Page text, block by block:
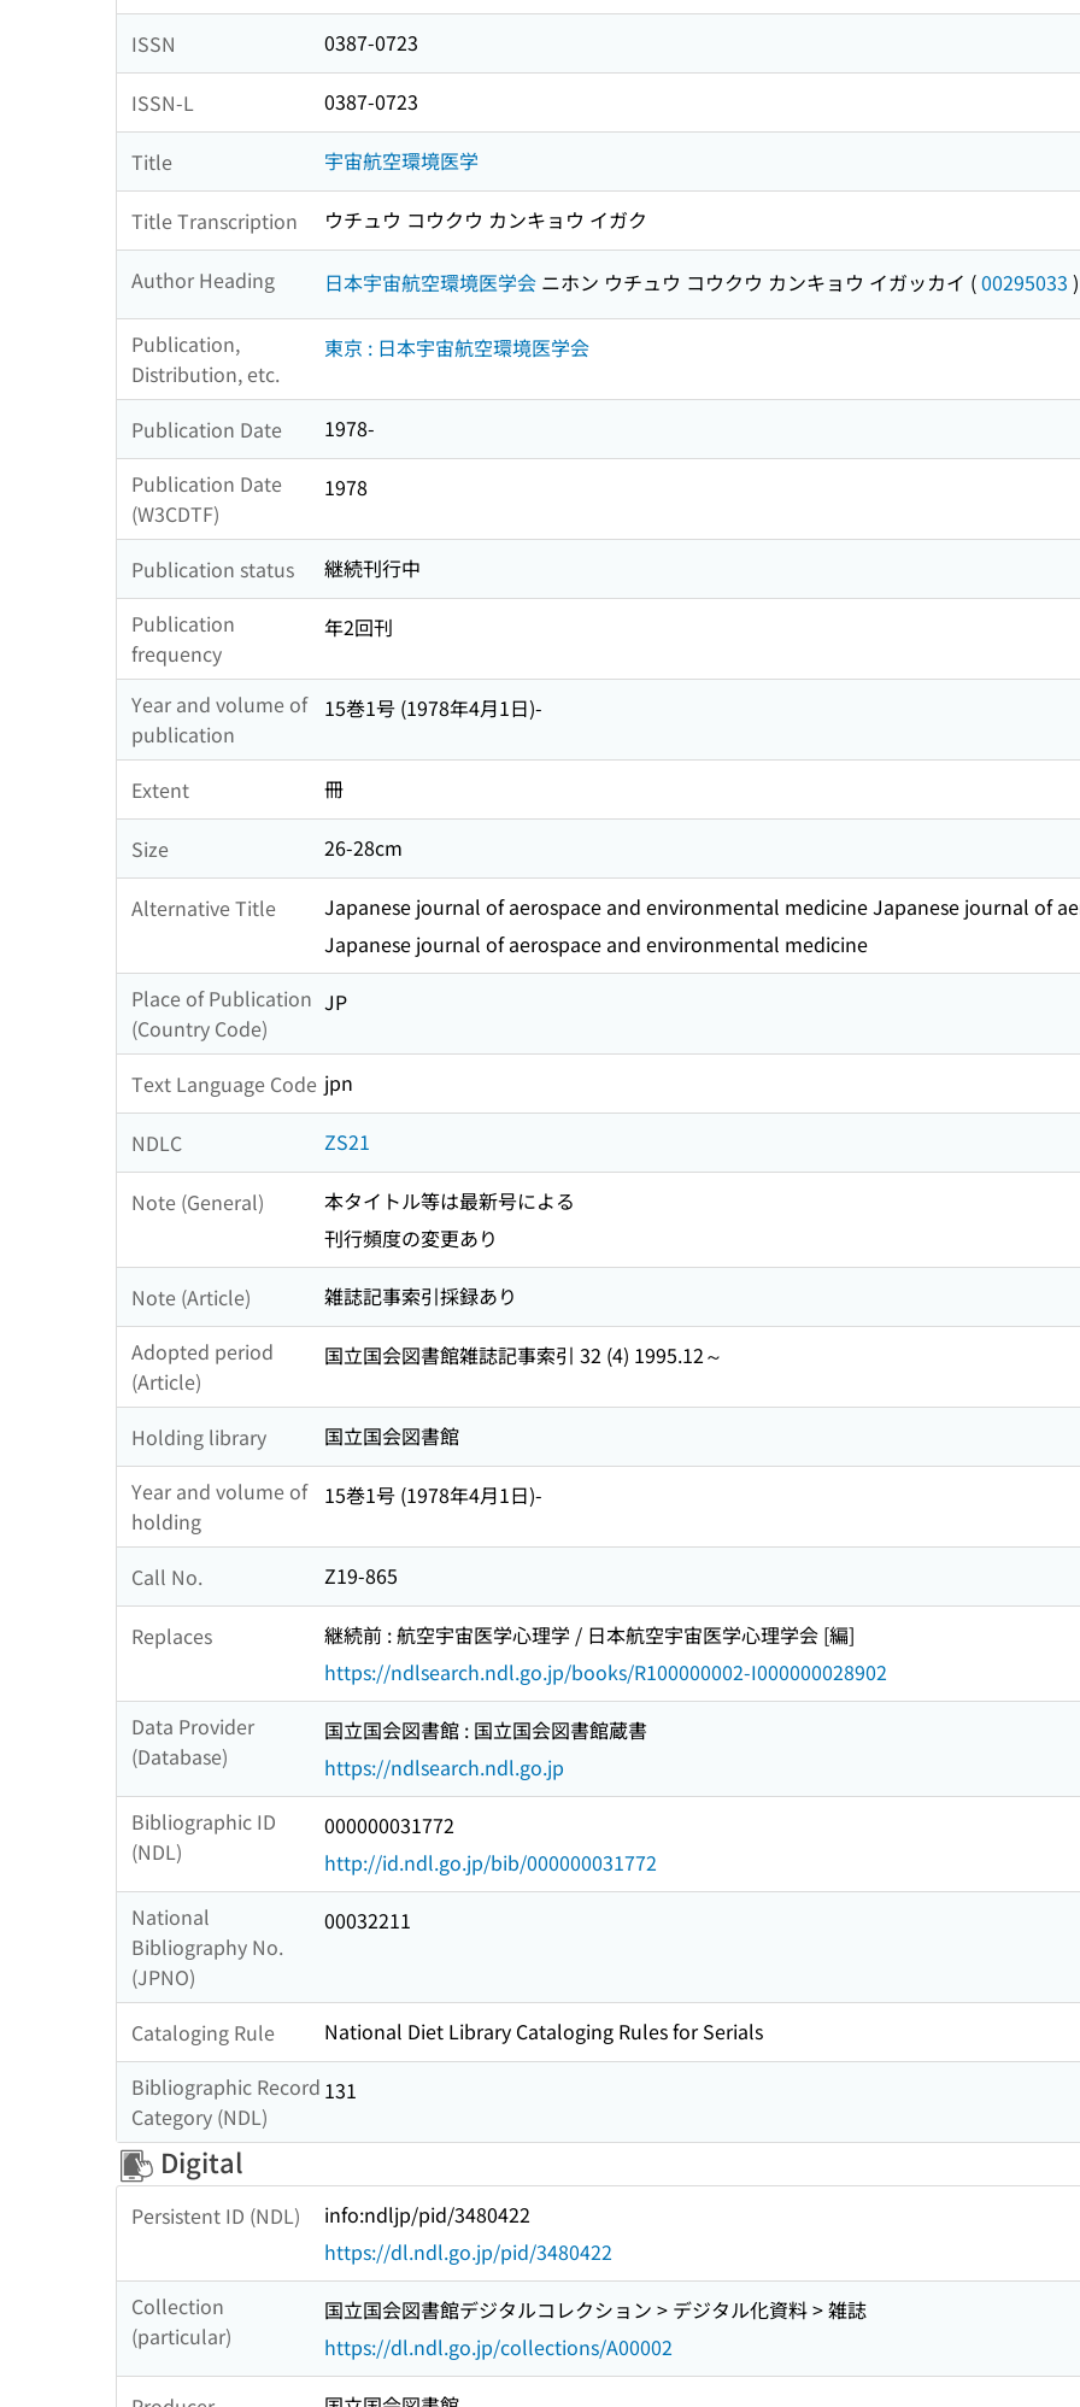
ISSN 0387-0723
ISSN-L 0387-0723
Title 宇宙航空環境医学
Title Transcription ウチュウ コウクウ カンキョウ イガク
Author Heading 日本宇宙航空環境医学会 ニホン ウチュウ コウクウ カンキョウ イガッカイ (00295033 )
Publication,
Distribution, etc.
東京 : 日本宇宙航空環境医学会
Publication Date
1978-
Publication Date
(W3CDTF)
1978
Publication status
継続刊行中
Publication
frequency
年2回刊
Year and volume of
publication
15巻1号 (1978年4月1日)-
Extent 冊
Size 26-28cm
Alternative Title
Japanese journal of aerospace and environmental medicine Japanese journal of
Japanese journal of aerospace and environmental medicine
Place of Publication
(Country Code)
JP
Text Language Code jpn
NDLC ZS21
Note (General)
本タイトル等は最新号による
刊行頻度の変更あり
Note (Article)
雑誌記事索引採録あり
Adopted period
(Article)
国立国会図書館雑誌記事索引 32 (4) 1995.12～
Holding library
国立国会図書館
Year and volume of
holding
15巻1号 (1978年4月1日)-
Call No. Z19-865
Replaces
継続前 : 航空宇宙医学心理学 / 日本航空宇宙医学心理学会 [編]
https://ndlsearch.ndl.go.jp/books/R100000002-I000000028902
Data Provider
(Database)
国立国会図書館 : 国立国会図書館蔵書
https://ndlsearch.ndl.go.jp
Bibliographic ID
(NDL)
000000031772
http://id.ndl.go.jp/bib/000000031772
National
Bibliography No.
(JPNO)
00032211
Cataloging Rule
National Diet Library Cataloging Rules for Serials
Bibliographic Record
Category (NDL)
131
Digital
Persistent ID (NDL)
info:ndljp/pid/3480422
https://dl.ndl.go.jp/pid/3480422
Collection
(particular)
国立国会図書館デジタルコレクション > デジタル化資料 > 雑誌
https://dl.ndl.go.jp/collections/A00002